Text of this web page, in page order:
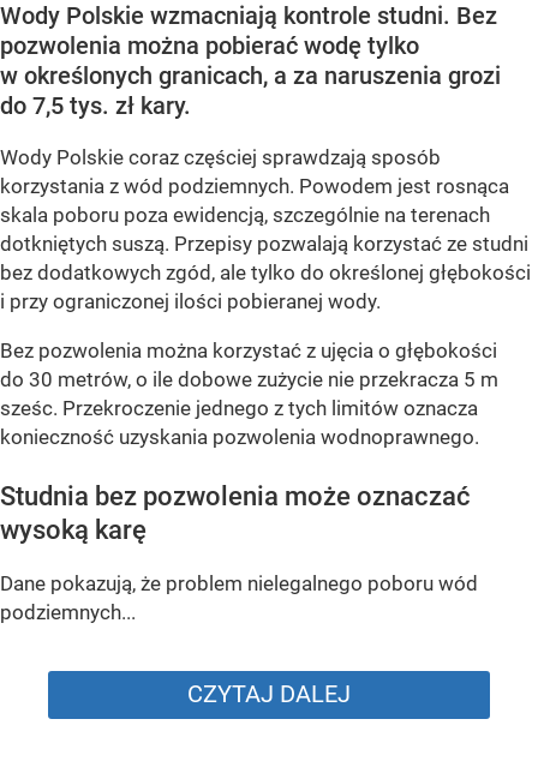
Wody Polskie wzmacniają kontrole studni. Bez
pozwolenia można pobierać wodę tylko
w określonych granicach, a za naruszenia grozi
do 7,5 tys. zł kary.
Wody Polskie coraz częściej sprawdzają sposób
korzystania z wód podziemnych. Powodem jest rosnąca
skala poboru poza ewidencją, szczególnie na terenach
dotkniętych suszą. Przepisy pozwalają korzystać ze studni
bez dodatkowych zgód, ale tylko do określonej głębokości
i przy ograniczonej ilości pobieranej wody.
Bez pozwolenia można korzystać z ujęcia o głębokości
do 30 metrów, o ile dobowe zużycie nie przekracza 5 m
sześc. Przekroczenie jednego z tych limitów oznacza
konieczność uzyskania pozwolenia wodnoprawnego.
Studnia bez pozwolenia może oznaczać
wysoką karę
Dane pokazują, że problem nielegalnego poboru wód
podziemnych...
CZYTAJ DALEJ